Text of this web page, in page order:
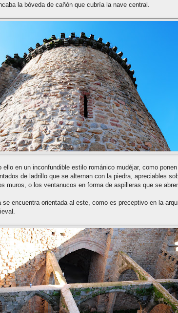
la bóveda de cañón que cubría la nave central.
ello en un inconfundible estilo románico mudéjar, como
de ladrillo que se alternan con la piedra, apreciables
muros, o los ventanucos en forma de aspilleras que se
se encuentra orientada al este, como es preceptivo en la